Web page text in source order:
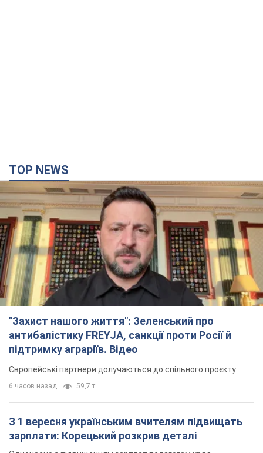
"Захист нашого життя": Зеленський про
антибалістику FREYJA, санкції проти Росії й
підтримку аграріїв. Відео
Європейські партнери долучаються до спільного проєкту
6 часов назад 59,7 т.
З 1 вересня українським вчителям підвищать
зарплати: Корецький розкрив деталі
Одночасно з підвищенням зарплат педагогам уряд
анонсував збільшення студентських стипендій
2 часа назад
"Нам теж вони потрібні": Трамп відповів на
прохання Зеленського щодо передачі Україні
ракет для Patriot